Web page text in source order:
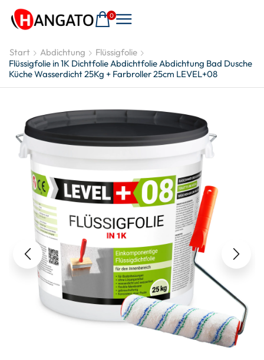
0
Start Abdichtung
Flüssigfolie
Flüssigfolie in 1K Dichtfolie Abdichtfolie Abdichtung Bad Dusche
Küche Wasserdicht 25Kg + Farbroller 25cm LEVEL+08